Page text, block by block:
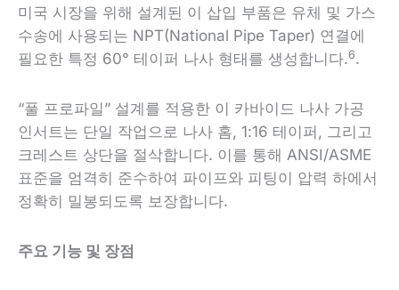
미국 시장을 위해 설계된 이 삽입 부품은 유체 및 가스
수송에 사용되는 NPT(National Pipe Taper) 연결에
필요한 특정 60° 테이퍼 나사 형태를 생성합니다.6.
“풀 프로파일” 설계를 적용한 이 카바이드 나사 가공
인서트는 단일 작업으로 나사 홈, 1:16 테이퍼, 그리고
크레스트 상단을 절삭합니다. 이를 통해 ANSI/ASME
표준을 엄격히 준수하여 파이프와 피팅이 압력 하에서
정확히 밀봉되도록 보장합니다.
주요 기능 및 장점